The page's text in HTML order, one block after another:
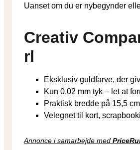
Uanset om du er nybegynder
Creativ
rl
Eksklusiv guldfarve, der
Kun 0,02 mm tyk – let at
Praktisk bredde på 15,5
Velegnet til kort,
Annonce i samarbejde med